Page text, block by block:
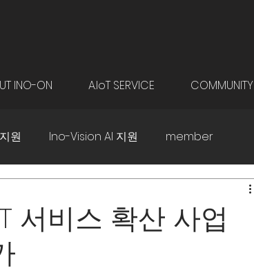
INO-ON A.IoT SERVICE COMMUNITY
원 Ino-Vision AI 지원 member
서비스 확산 사업